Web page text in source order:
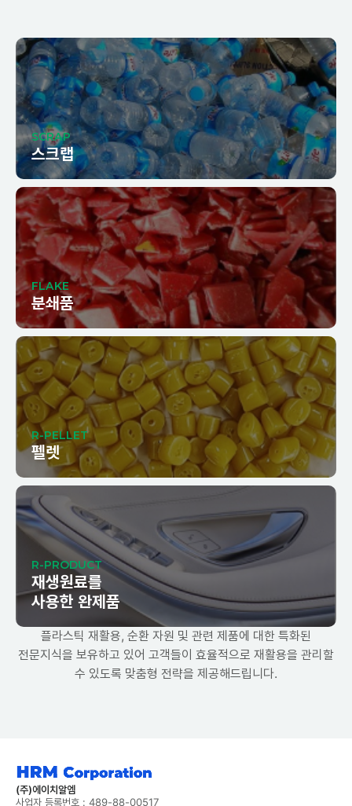
SCRAP
스크랩
FLAKE
분쇄품
R-PELLET
펠렛
R-PRODUCT
재생원료를
사용한 완제품
플라스틱 재활용, 순환 자원 및 관련 제품에 대한 특화된
전문지식을 보유하고 있어 고객들이 효율적으로 재활용을 관리할
수 있도록 맞춤형 전략을 제공해드립니다.
(주)에이치알엠
사업자 등록번호 : 489-88-00517